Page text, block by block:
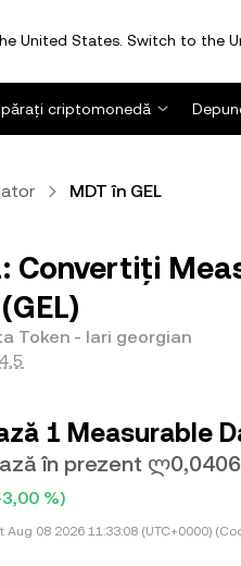
United States. Switch to the
criptomonedă
MDT în GEL
Convertiți
Token - lari georgian
4,5
1 Measurable
în prezent
%)
Aug 08 2026 11:33:08 (UTC+0000)